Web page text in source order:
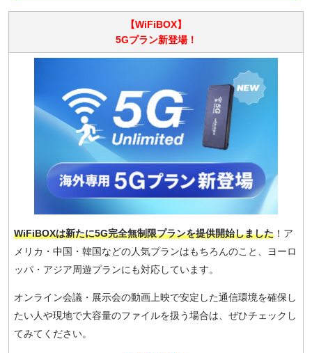
【WiFiBOX】
5Gプラン新登場！
WiFiBOXは新たに5G完全無制限プランを提供開始しました ！ア
メリカ・中国・韓国などの人気プランはもちろんのこと、ヨーロ
ッパ・アジア周遊プランにも対応しています。
オンライン会議・展示会の動画上映で安定した通信環境を確保し
たい人や現地で大容量のファイルを扱う場合は、ぜひチェックし
てみてください。